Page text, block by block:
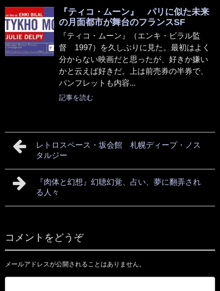
『ティコ・ムーン』 パリに似た未来
の月面都市が舞台のフランスSF
『ティコ・ムーン』（エンキ・ビラル監
督 1997）を久しぶりに見た。最初はよく
分からない映画だと思ったが、好きか嫌い
かと云えば好きだ。上は前売券の半券で、
パンフレットも内容...
記事を読む
レトロスペース・坂会館 札幌ディープ・ノス
タルジー
『肉体と幻想』幻聴幻覚、占い、夢に翻弄され
る人々
コメントをどうぞ
メールアドレスが公開されることはありません。